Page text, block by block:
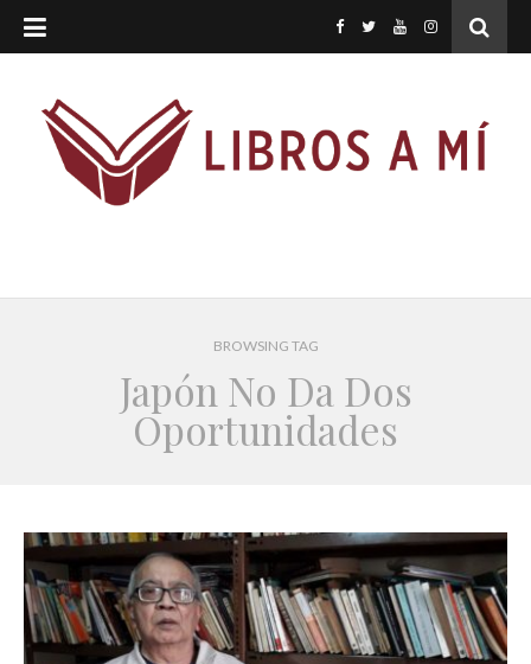
BROWSING TAG
Japón No Da Dos
Oportunidades